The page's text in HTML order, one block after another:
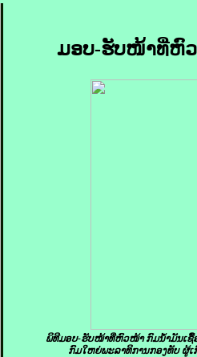
ມອບ-ຮັບໜ້າທີ່ຫົວ
ພິທີມອບ-ຮັບໜ້າທີ່ຫົວໜ້າ ກົມນໍ້າມັນເຊື້
ກົມໃຫຍ່ພະລາທິການກອງທັບ ຜູ້